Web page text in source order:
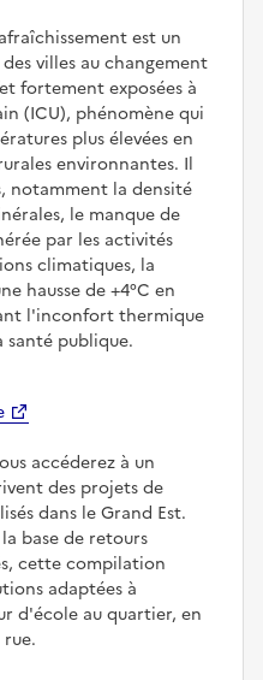
est un
villes au changement
fortement exposées à
(ICU), phénomène qui
plus élevées en
environnantes. Il
notamment la densité
le manque de
par les activités
climatiques, la
hausse de +4°C en
l'inconfort thermique
santé publique.
accéderez à un
des projets de
dans le Grand Est.
base de retours
cette compilation
adaptées à
d'école au quartier, en